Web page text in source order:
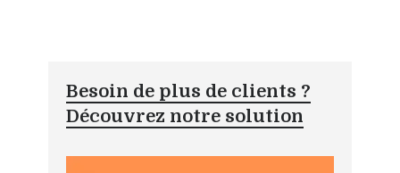
Besoin de plus de clients ?
Découvrez notre solution